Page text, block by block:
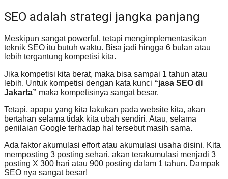
SEO adalah strategi jangka panjang
Meskipun sangat powerful, tetapi mengimplementasikan
teknik SEO itu butuh waktu. Bisa jadi hingga 6 bulan atau
lebih tergantung kompetisi kita.
Jika kompetisi kita berat, maka bisa sampai 1 tahun atau
lebih. Untuk kompetisi dengan kata kunci “jasa SEO di
Jakarta” maka kompetisinya sangat besar.
Tetapi, apapu yang kita lakukan pada website kita, akan
bertahan selama tidak kita ubah sendiri. Atau, selama
penilaian Google terhadap hal tersebut masih sama.
Ada faktor akumulasi effort atau akumulasi usaha disini. Kita
memposting 3 posting sehari, akan terakumulasi menjadi 3
posting X 300 hari atau 900 posting dalam 1 tahun. Dampak
SEO nya sangat besar!